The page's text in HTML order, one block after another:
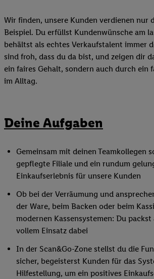
Wir finden, unsere Kunden verdienen nur
Beispiel. Du erfüllst Kundenwünsche am
behältst als echtes Verkaufstalent immer
sind froh, dass du da bist, und zeigen dir
ein faires Gehalt, sondern auch durch ein
im Alltag.
Deine Aufgaben
Gemeinsam mit deinen Teamkollegen
gepflegte Filiale und ein rundum
Einkaufserlebnis für unsere Kunden
Ob bei der Verräumung und
der Ware, beim Backen oder beim
modernen Kassensystemen: Du
vollem Einsatz dabei
In der Scan&Go-Zone stellst du die
sicher, begeisterst Kunden für das
Hilfestellung, um ein positives